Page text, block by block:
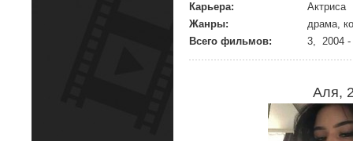
Карьера:
Актриса
Жанры:
драма,
Всего фильмов:
3, 2004 -
Аля,